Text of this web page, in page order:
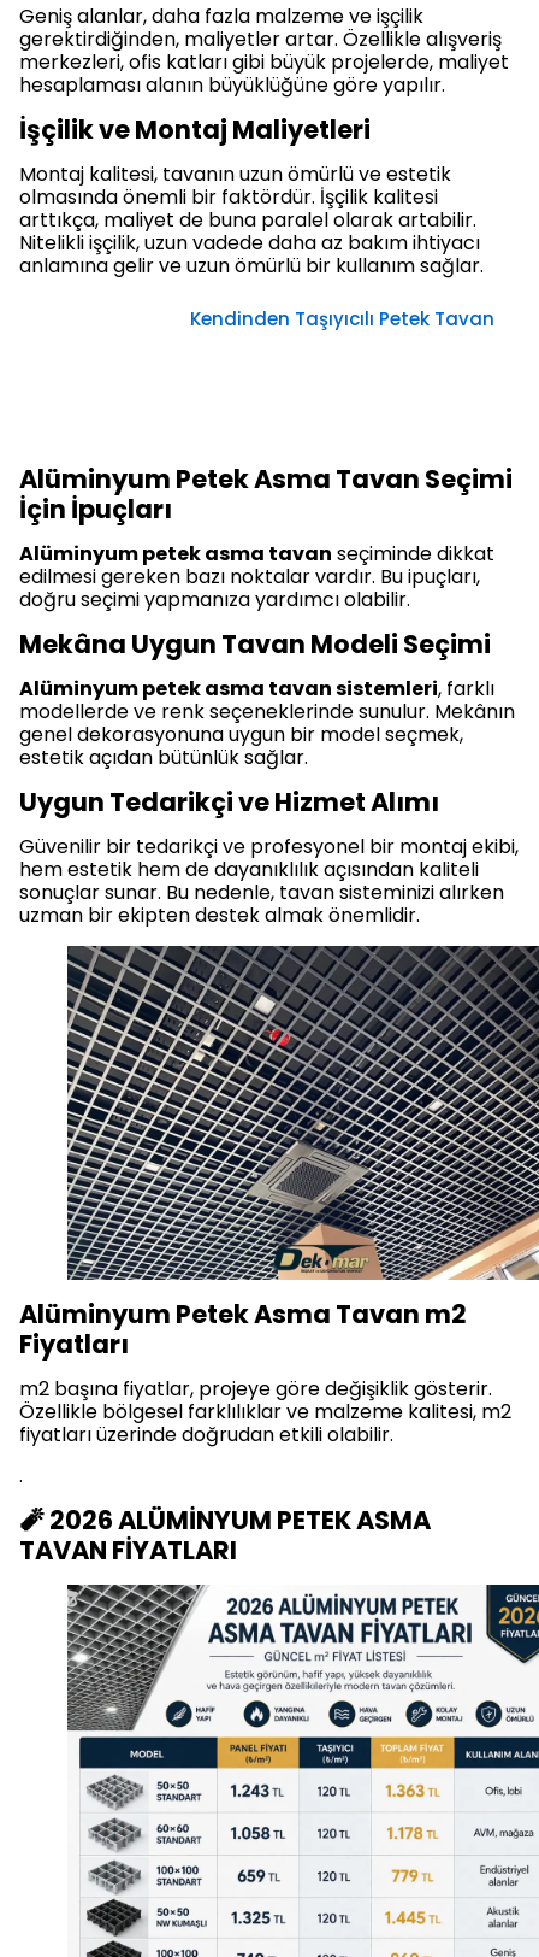
Geniş alanlar, daha fazla malzeme ve işçilik
gerektirdiğinden, maliyetler artar. Özellikle alışveriş
merkezleri, ofis katları gibi büyük projelerde, maliyet
hesaplaması alanın büyüklüğüne göre yapılır.
İşçilik ve Montaj Maliyetleri
Montaj kalitesi, tavanın uzun ömürlü ve estetik
olmasında önemli bir faktördür. İşçilik kalitesi
arttıkça, maliyet de buna paralel olarak artabilir.
Nitelikli işçilik, uzun vadede daha az bakım ihtiyacı
anlamına gelir ve uzun ömürlü bir kullanım sağlar.
Kendinden Taşıyıcılı Petek Tavan
Alüminyum Petek Asma Tavan Seçimi
İçin İpuçları
Alüminyum petek asma tavan seçiminde dikkat
edilmesi gereken bazı noktalar vardır. Bu ipuçları,
doğru seçimi yapmanıza yardımcı olabilir.
Mekâna Uygun Tavan Modeli Seçimi
Alüminyum petek asma tavan sistemleri, farklı
modellerde ve renk seçeneklerinde sunulur. Mekânın
genel dekorasyonuna uygun bir model seçmek,
estetik açıdan bütünlük sağlar.
Uygun Tedarikçi ve Hizmet Alımı
Güvenilir bir tedarikçi ve profesyonel bir montaj ekibi,
hem estetik hem de dayanıklılık açısından kaliteli
sonuçlar sunar. Bu nedenle, tavan sisteminizi alırken
uzman bir ekipten destek almak önemlidir.
Alüminyum Petek Asma Tavan m2
Fiyatları
m2 başına fiyatlar, projeye göre değişiklik gösterir.
Özellikle bölgesel farklılıklar ve malzeme kalitesi, m2
fiyatları üzerinde doğrudan etkili olabilir.
.
🧨 2026 ALÜMİNYUM PETEK ASMA
TAVAN FİYATLARI